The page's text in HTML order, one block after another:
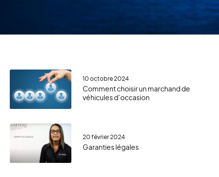
10 octobre 2024
Comment choisir un marchand de
véhicules d’occasion
20 février 2024
Garanties légales